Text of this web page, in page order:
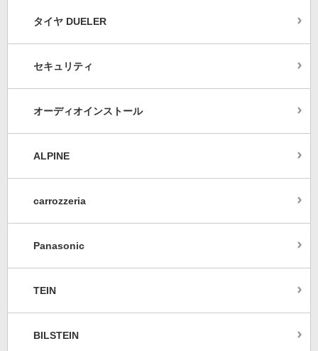
タイヤ DUELER
セキュリティ
オーディオインストール
ALPINE
carrozzeria
Panasonic
TEIN
BILSTEIN